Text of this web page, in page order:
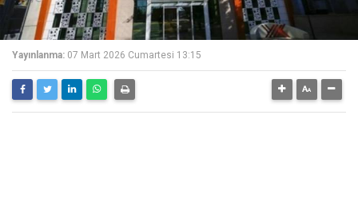
Yayınlanma: 07 Mart 2026 Cumartesi 13:15